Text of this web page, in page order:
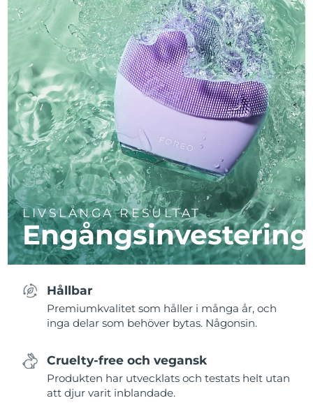
LIVSLÅNGA RESULTAT
Engångsinvestering
Hållbar
Premiumkvalitet som håller i många år, och
inga delar som behöver bytas. Någonsin.
Cruelty-free och vegansk
Produkten har utvecklats och testats helt utan
att djur varit inblandade.